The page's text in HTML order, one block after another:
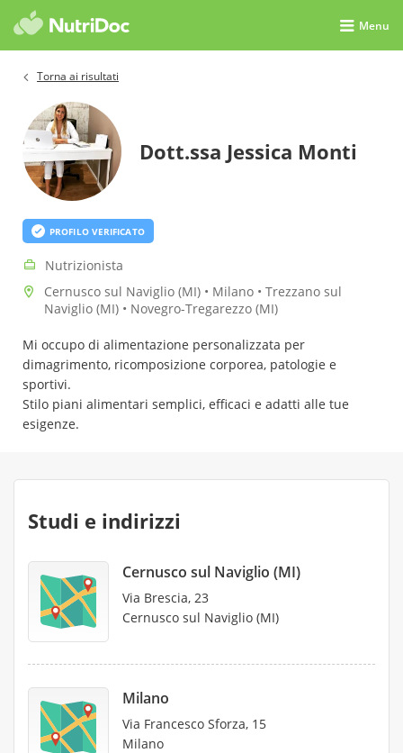
Menu
Torna ai risultati
Dott.ssa Jessica Monti
PROFILO VERIFICATO
Nutrizionista
Cernusco sul Naviglio (MI) • Milano • Trezzano sul
Naviglio (MI) • Novegro-Tregarezzo (MI)
Mi occupo di alimentazione personalizzata per
dimagrimento, ricomposizione corporea, patologie e
sportivi.
Stilo piani alimentari semplici, efficaci e adatti alle tue
esigenze.
Studi e indirizzi
Cernusco sul Naviglio (MI)
Via Brescia, 23
Cernusco sul Naviglio (MI)
Milano
Via Francesco Sforza, 15
Milano